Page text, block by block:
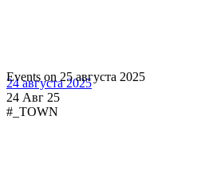
24 августа 2025
24 Авг 25
#_TOWN
Events on 25 августа 2025